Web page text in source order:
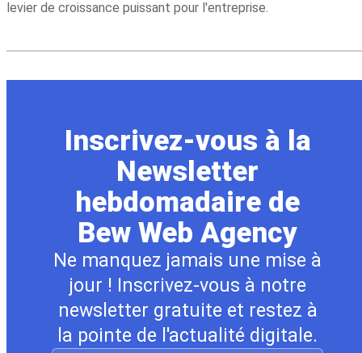
levier de croissance puissant pour l'entreprise.
Inscrivez-vous à la
Newsletter
hebdomadaire de
Bew Web Agency
Ne manquez jamais une mise à
jour ! Inscrivez-vous à notre
newsletter gratuite et restez à
la pointe de l'actualité digitale.